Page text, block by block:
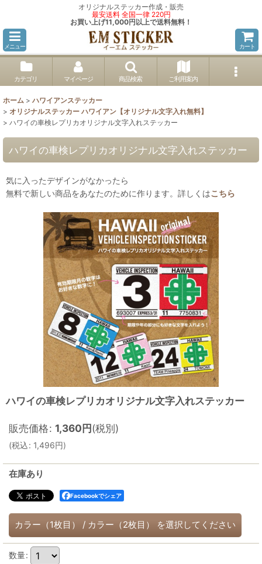
オリジナルステッカー作成・販売
最安送料 全国一律 220円
お買い上げ11,000円以上で送料無料！
メニュー カート
カテゴリ マイページ 商品検索 ご利用案内
ホーム > ハワイアンステッカー
> オリジナルステッカー ハワイアン【オリジナル文字入れ無料】
> ハワイの車検レプリカオリジナル文字入れステッカー
ハワイの車検レプリカオリジナル文字入れステッカー
気に入ったデザインがなかったら
無料で新しい商品をあなたのために作ります。詳しくはこちら
ハワイの車検レプリカオリジナル文字入れステッカー
販売価格: 1,360円(税別)
(税込: 1,496円)
在庫あり
Facebookでシェア
カラー（1枚目） / カラー（2枚目） を選択してください
数量: